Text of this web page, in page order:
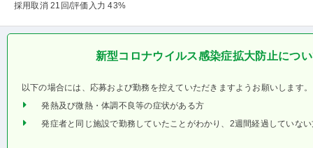
採用取消 21回/評価入力 43%
新型コロナウイルス感染症拡大防止につ
以下の場合には、応募および勤務を控えていただきますようお願いします。
発熱及び微熱・体調不良等の症状がある方
発症者と同じ施設で勤務していたことがわかり、2週間経過していな